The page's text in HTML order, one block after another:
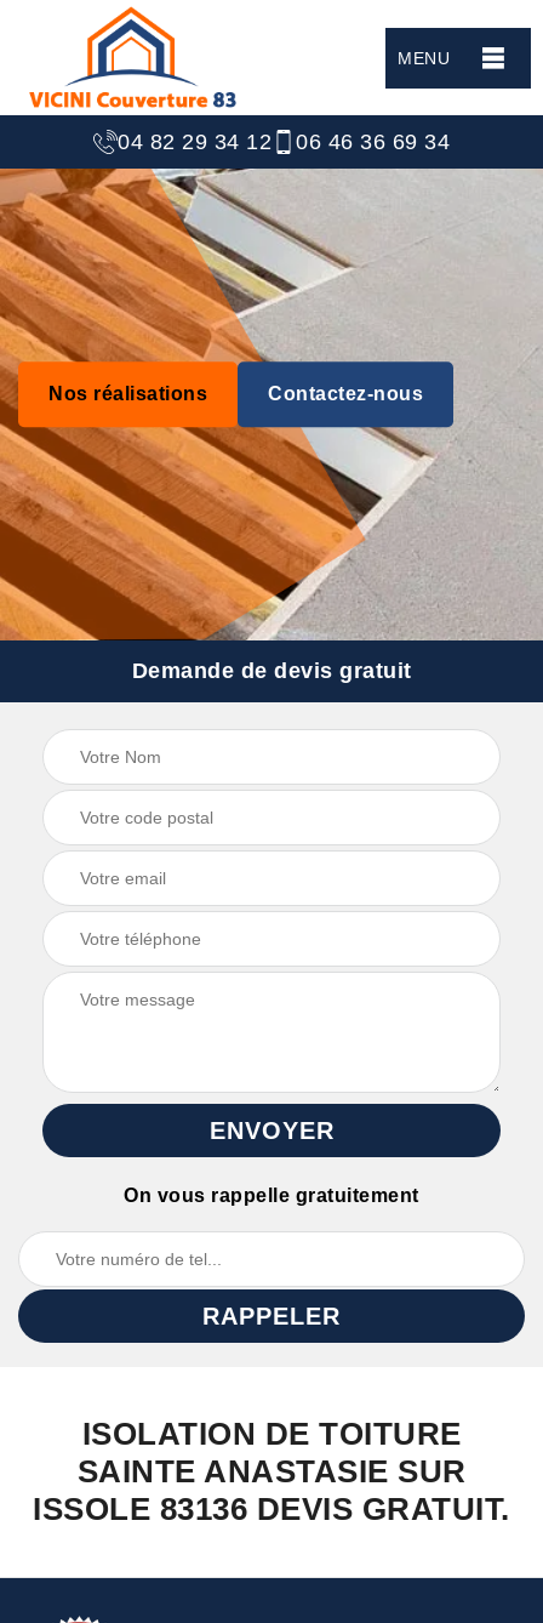
MENU
04 82 29 34 12 06 46 36 69 34
Nos réalisations Contactez-nous
Demande de devis gratuit
On vous rappelle gratuitement
ISOLATION DE TOITURE
SAINTE ANASTASIE SUR
ISSOLE 83136 DEVIS GRATUIT.